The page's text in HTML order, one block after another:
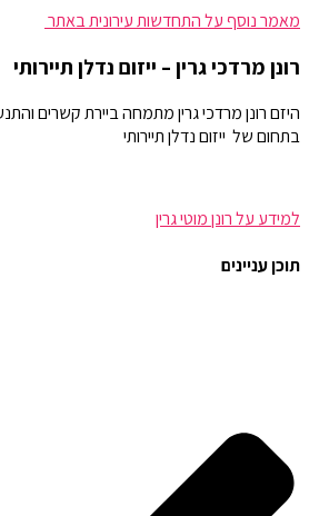
מאמר נוסף על התחדשות עירונית באתר
רונן מרדכי גרין – ייזום נדלן תיירותי
היזםרונן מרדכי גרין מתמחה ביירת קשרים
בתחום של ייזום נדלן תיירותי
למידע על רונן מוטי גרין
תוכן עניינים